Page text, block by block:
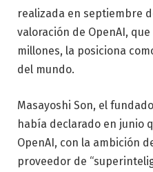
realizada en septiembre
valoración de OpenAI, que
millones, la posiciona
del mundo.
Masayoshi Son, el
había declarado en junio
OpenAI, con la ambición
proveedor de